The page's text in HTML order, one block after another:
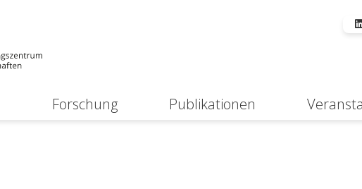
Forschung Publikationen